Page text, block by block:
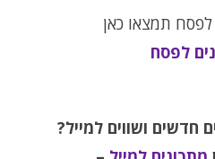
תמצאו כאן
לפסח
חדשים ושווים למייל?